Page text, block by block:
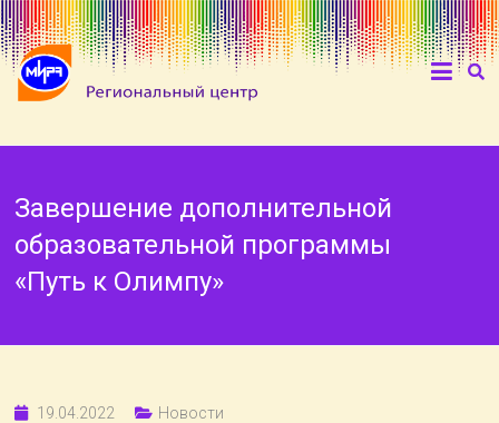
Завершение дополнительной
образовательной программы
«Путь к Олимпу»
19.04.2022 Новости